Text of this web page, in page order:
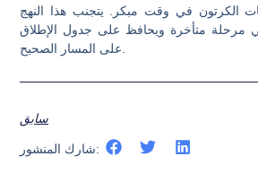
الكرتون في وقت مبكر. يتجنب هذا النهج
مرحلة متأخرة ويحافظ على جدول الإطلاق
سابق
شارك المنشور: